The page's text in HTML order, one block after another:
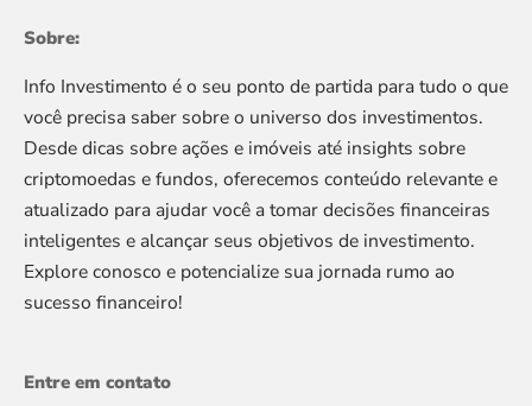
Sobre:
Info Investimento é o seu ponto de partida para tudo o que
você precisa saber sobre o universo dos investimentos.
Desde dicas sobre ações e imóveis até insights sobre
criptomoedas e fundos, oferecemos conteúdo relevante e
atualizado para ajudar você a tomar decisões financeiras
inteligentes e alcançar seus objetivos de investimento.
Explore conosco e potencialize sua jornada rumo ao
sucesso financeiro!
Entre em contato